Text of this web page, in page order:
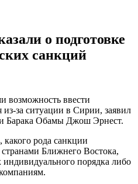
о подготовке
санкций
ввести
за ситуации в Сирии, заявил
Барака Обамы Джош Эрнест.
какого рода санкции
Ближнего Востока,
индивидуального порядка либо